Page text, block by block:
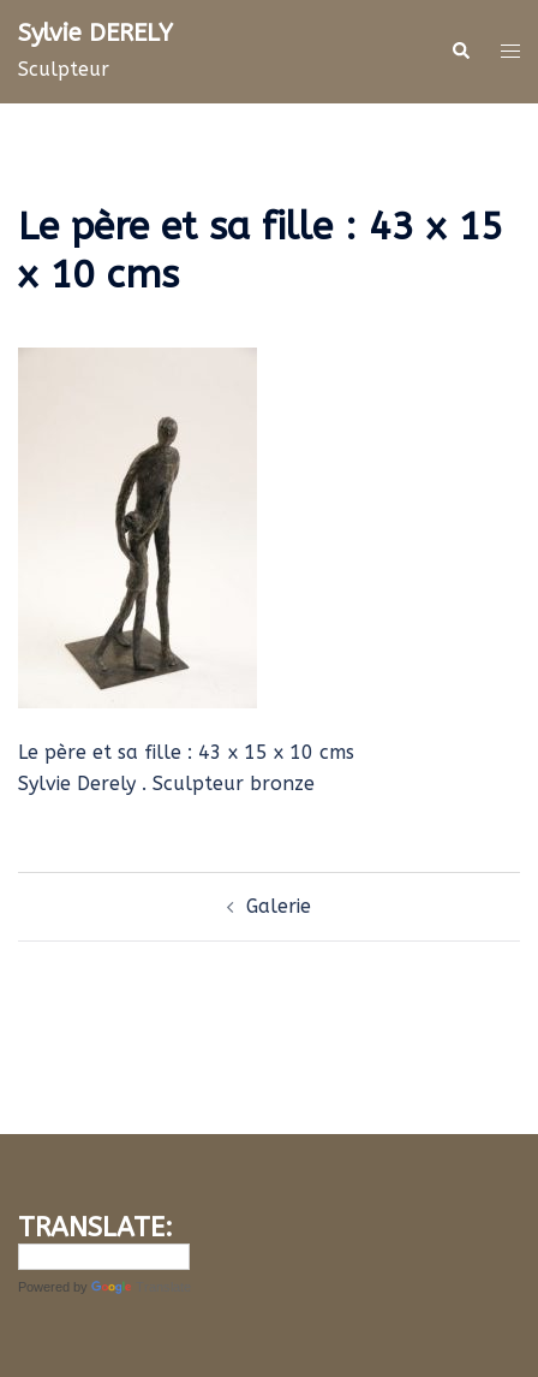
au
contenu
Sylvie DERELY
Sculpteur
Rechercher
Le père et sa fille : 43 x 15
x 10 cms
Le père et sa fille : 43 x 15 x 10 cms
Sylvie Derely . Sculpteur bronze
Galerie
TRANSLATE:
Powered by